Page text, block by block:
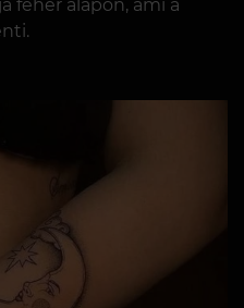
fehér alapon, ami a